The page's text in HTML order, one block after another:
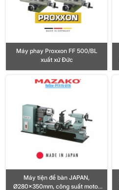
Máy phay Proxxon FF 500/BL
xuất xứ Đức
Máy tiện để bàn JAPAN,
Ø280x350mm, công suất motor